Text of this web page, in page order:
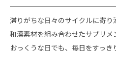
滞りがちな日々のサイクルに寄り
和漢素材を組み合わせたサプリメ
おっくうな日でも、毎日をすっき